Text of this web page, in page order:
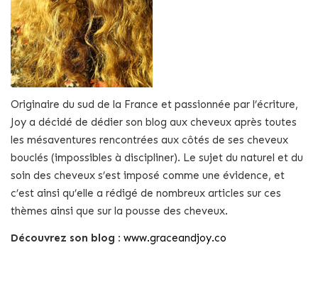
Originaire du sud de la France et passionnée par l’écriture,
Joy a décidé de dédier son blog aux cheveux après toutes
les mésaventures rencontrées aux côtés de ses cheveux
bouclés (impossibles à discipliner). Le sujet du naturel et du
soin des cheveux s’est imposé comme une évidence, et
c’est ainsi qu’elle a rédigé de nombreux articles sur ces
thèmes ainsi que sur la pousse des cheveux.
Découvrez son blog : www.graceandjoy.co